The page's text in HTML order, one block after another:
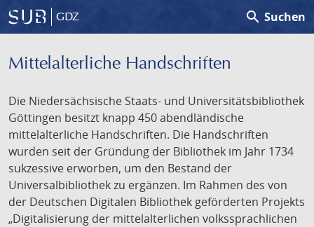
GDZ search Suchen
Mittelalterliche Handschriften
Die Niedersächsische Staats- und Universitätsbibliothek
Göttingen besitzt knapp 450 abendländische
mittelalterliche Handschriften. Die Handschriften
wurden seit der Gründung der Bibliothek im Jahr 1734
sukzessive erworben, um den Bestand der
Universalbibliothek zu ergänzen. Im Rahmen des von
der Deutschen Digitalen Bibliothek geförderten Projekts
„Digitalisierung der mittelalterlichen volkssprachlichen